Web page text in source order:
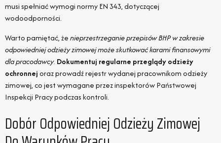
musi spełniać wymogi normy EN 343, dotyczącej
wodoodporności.
Warto pamiętać, żenieprzestrzeganie przepisów BHP w zakresie
odpowiedniej odzieży zimowej może skutkować karami finansowymi
dla pracodawcy. Dokumentuj regularne przeglądy odzieży
ochronnejoraz prowadź rejestr wydanej pracownikom odzieży
zimowej, co jest wymagane przez inspektorów Państwowej
Inspekcji Pracy podczas kontroli.
Dobór Odpowiedniej Odzieży Zimowej